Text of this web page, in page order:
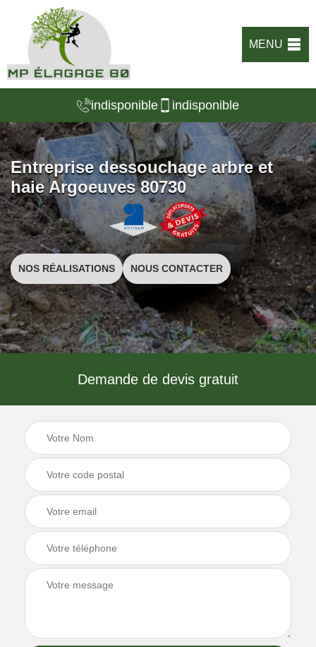
MENU
indisponible indisponible
Entreprise dessouchage arbre et
haie Argoeuves 80730
NOS RÉALISATIONS NOUS CONTACTER
Demande de devis gratuit